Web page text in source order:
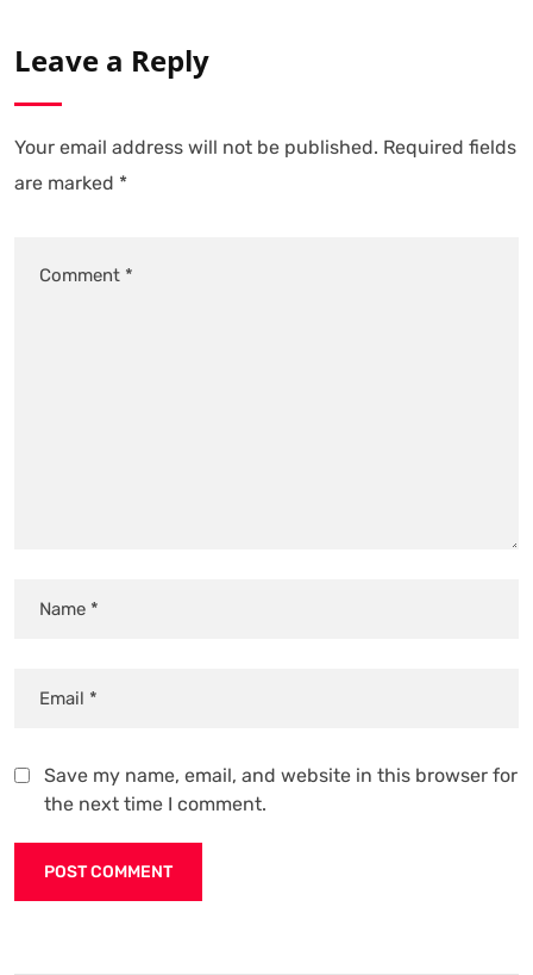
Leave a Reply
Your email address will not be published. Required fields
are marked *
Save my name, email, and website in this browser for
the next time I comment.